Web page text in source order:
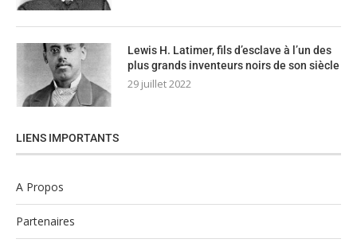
Lewis H. Latimer, fils d’esclave à l’un des
plus grands inventeurs noirs de son siècle
29 juillet 2022
LIENS IMPORTANTS
A Propos
Partenaires